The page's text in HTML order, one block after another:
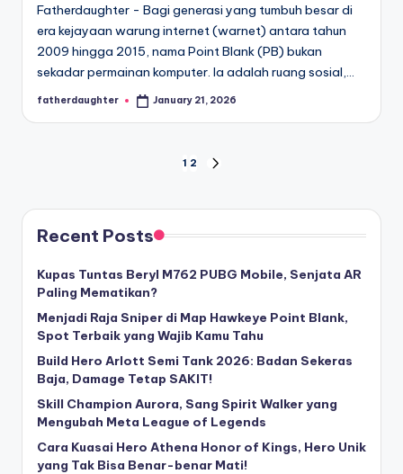
Fatherdaughter - Bagi generasi yang tumbuh besar di
era kejayaan warung internet (warnet) antara tahun
2009 hingga 2015, nama Point Blank (PB) bukan
sekadar permainan komputer. Ia adalah ruang sosial,…
Posted
fatherdaughter January 21, 2026
pagination
1 2
Recent Posts
Kupas Tuntas Beryl M762 PUBG Mobile, Senjata AR
Paling Mematikan?
Menjadi Raja Sniper di Map Hawkeye Point Blank,
Spot Terbaik yang Wajib Kamu Tahu
Build Hero Arlott Semi Tank 2026: Badan Sekeras
Baja, Damage Tetap SAKIT!
Skill Champion Aurora, Sang Spirit Walker yang
Mengubah Meta League of Legends
Cara Kuasai Hero Athena Honor of Kings, Hero Unik
yang Tak Bisa Benar-benar Mati!